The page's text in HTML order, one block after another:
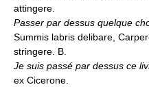
attingere.
Passer par dessus quelque
Summis labris delibare,
stringere. B.
Je suis passé par dessus ce
ex Cicerone.